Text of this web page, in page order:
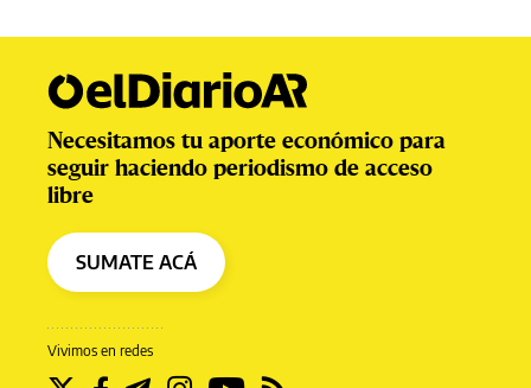
Vivimos en redes
Necesitamos tu aporte económico para
seguir haciendo periodismo de acceso
libre
SUMATE ACÁ